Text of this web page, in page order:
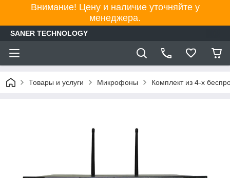
Внимание! Цену и наличие уточняйте у
менеджера.
SANER TECHNOLOGY
Товары и услуги Микрофоны Комплект из 4-х